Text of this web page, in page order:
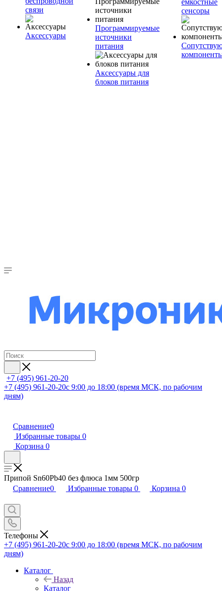
связи
Аксессуары
Программируемые
источники
питания
Аксессуары для
блоков питания
ёмкостные
сенсоры
+7 (495) 961-20-20
+7 (495) 961-20-20с 9:00 до 18:00 (время МСК, по рабочим
дням)
Сравнение0
Избранные товары 0
Корзина 0
Припой Sn60Pb40 без флюса 1мм 500гр
Сравнение0 Избранные товары 0 Корзина 0
Телефоны
+7 (495) 961-20-20с 9:00 до 18:00 (время МСК, по рабочим
дням)
Каталог
Назад
Каталог